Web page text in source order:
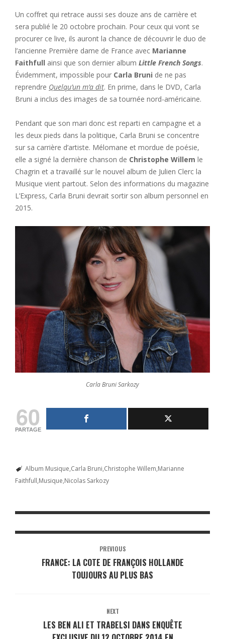
Un coffret qui retrace aussi ses douze ans de carrière et
sera publié le 20 octobre prochain. Pour ceux qui vont se
procurer ce live, ils auront la chance de découvrir le duo de
l’ancienne Première dame de France avec Marianne
Faithfull ainsi que son dernier album Little French Songs.
Évidemment, impossible pour Carla Bruni de ne pas
reprendre Quelqu’un m’a dit. En prime, dans le DVD, Carla
Bruni a inclus des images de sa tournée nord-américaine.
Pendant que son mari donc est reparti en campagne et a
les deux pieds dans la politique, Carla Bruni se concentre
sur sa carrière d’artiste. Mélomane et mordue de poésie,
elle a signé la dernière chanson de Christophe Willem le
Chagrin et a travaillé sur le nouvel album de Julien Clerc la
Musique vient partout. Selon des informations du magazine
L’Express, Carla Bruni devrait sortir son album personnel en
2015.
Carla Bruni Sarkozy
60
PARTAGE
Album Musique Carla Bruni Christophe Willem Marianne
Faithfull Musique Nicolas Sarkozy
PREVIOUS
FRANCE: LA COTE DE FRANÇOIS HOLLANDE
TOUJOURS AU PLUS BAS
NEXT
LES BEN ALI ET TRABELSI DANS ENQUÊTE